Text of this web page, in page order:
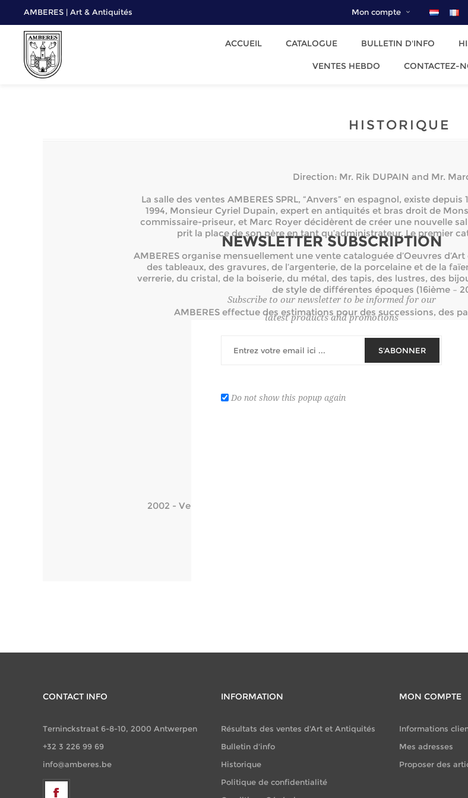
AMBERES | Art & Antiquités Mon compte
ACCUEIL CATALOGUE BULLETIN D'INFO
VENTES HEBDO CONTACTEZ-
HISTORIQUE
Direction: Mr. Rik DUPAIN and Mr.
La salle des ventes AMBERES SPRL, “Anvers” en espagnol, existe
1994, Monsieur Cyriel Dupain, expert en antiquités et bras droit de
commissaire-priseur, et Marc Royer décidèrent de créer une nouvelle
prit la place de son père en tant qu’administrateur. Le premier
AMBERES organise mensuellement une vente cataloguée d’Oeuvres
des tableaux, des gravures, de l’argenterie, de la porcelaine et de la
verrerie, du cristal, de la boiserie, du métal, des tapis, des lustres, des
de style de différentes époques (16ième –
AMBERES effectue des estimations pour des successions, des
Plus de 50.000 objets d’Art sont mis
Enchères exceptionnelles
2006 - Vente du Kasteel van Kersbeek à
2005 - Vente du Château St. Paul à
2002 - Vente publique de la cave à vin, des objets d’art et du mobilier
CONTACT INFO
Terninckstraat 6-8-10, 2000 Antwerpen
+32 3 226 99 69
info@amberes.be
INFORMATION
Résultats des ventes d'Art et Antiquités
Bulletin d'info
Historique
Politique de confidentialité
MON COMPTE
Informations
Mes adresses
Proposer des
NEWSLETTER SUBSCRIPTION
Subscribe to our newsletter to be informed for our
latest products and promotions
S'ABONNER
Do not show this popup again